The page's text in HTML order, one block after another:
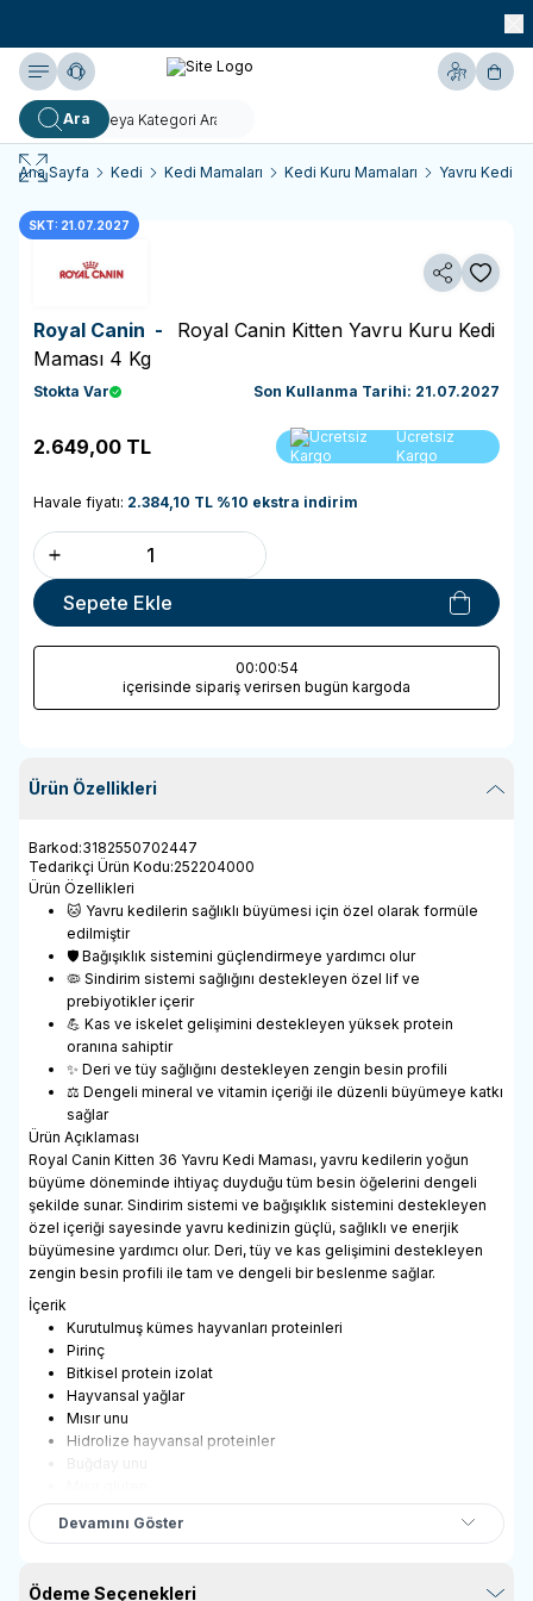
Yardım
Ara
Hesabım
Ana Sayfa Kedi Kedi Mamaları Kedi Kuru Mamaları Yavru Kedi
SKT: 21.07.2027
Paylaş
Royal Canin - Royal Canin Kitten Yavru Kuru Kedi
Maması 4 Kg
Stokta Var Son Kullanma Tarihi: 21.07.2027
2.649,00 TL
Ücretsiz
Kargo
Havale fiyatı: 2.384,10 TL %10 ekstra indirim
Sepete Ekle
00:00:54
içerisinde sipariş verirsen bugün kargoda
Ürün Özellikleri
Barkod:3182550702447
Tedarikçi Ürün Kodu:252204000
Ürün Özellikleri
🐱 Yavru kedilerin sağlıklı büyümesi için özel olarak formüle
edilmiştir
🛡 Bağışıklık sistemini güçlendirmeye yardımcı olur
🦠 Sindirim sistemi sağlığını destekleyen özel lif ve
prebiyotikler içerir
💪 Kas ve iskelet gelişimini destekleyen yüksek protein
oranına sahiptir
✨ Deri ve tüy sağlığını destekleyen zengin besin profili
⚖ Dengeli mineral ve vitamin içeriği ile düzenli büyümeye katkı
sağlar
Ürün Açıklaması
Royal Canin Kitten 36 Yavru Kedi Maması, yavru kedilerin yoğun
büyüme döneminde ihtiyaç duyduğu tüm besin öğelerini dengeli
şekilde sunar. Sindirim sistemi ve bağışıklık sistemini destekleyen
özel içeriği sayesinde yavru kedinizin güçlü, sağlıklı ve enerjik
büyümesine yardımcı olur. Deri, tüy ve kas gelişimini destekleyen
zengin besin profili ile tam ve dengeli bir beslenme sağlar.
İçerik
Kurutulmuş kümes hayvanları proteinleri
Pirinç
Bitkisel protein izolat
Hayvansal yağlar
Mısır unu
Hidrolize hayvansal proteinler
Buğday unu
Mayalar ve ilgili parçalar
Pancar küspesi
Devamını Göster
Ödeme Seçenekleri